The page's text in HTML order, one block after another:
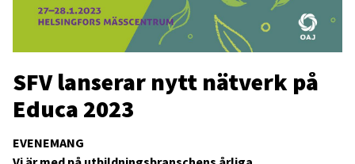
EVENEMANG
SFV lanserar nytt nätverk på
Educa 2023